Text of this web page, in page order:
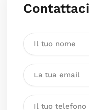
Contattaci